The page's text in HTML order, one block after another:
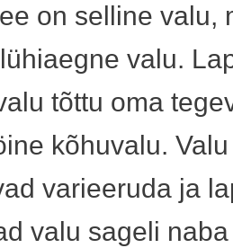
on selline valu,
valu.
tõttu oma
kõhuvalu.
varieeruda ja
valu sageli